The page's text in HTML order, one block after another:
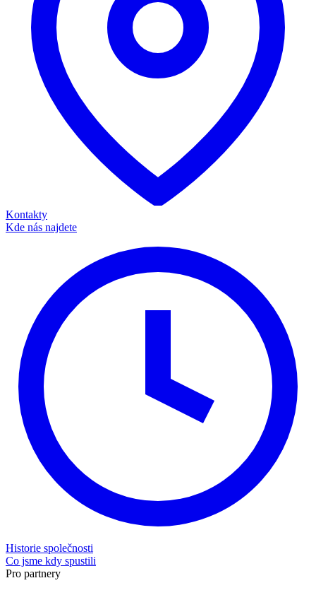
Kontakty
Kde nás najdete
Historie společnosti
Co jsme kdy spustili
Pro partnery